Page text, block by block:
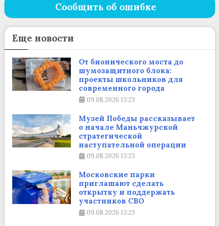
Сообщить об ошибке
Еще новости
От бионического моста до
шумозащитного блока:
проекты школьников для
современного города
09.08.2026 13:23
Музей Победы рассказывает
о начале Маньчжурской
стратегической
наступательной операции
09.08.2026 13:23
Московские парки
приглашают сделать
открытку и поддержать
участников СВО
09.08.2026 13:23